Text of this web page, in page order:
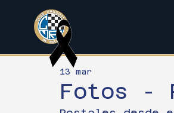
Fotos -
13 mar